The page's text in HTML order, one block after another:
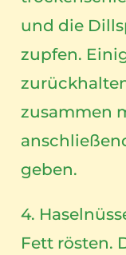
und die
zupfen.
zusammen
geben.
4.
Fett rösten.